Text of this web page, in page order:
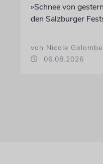
»Schnee von
den Salzburger
von Nicole
06.08.2026